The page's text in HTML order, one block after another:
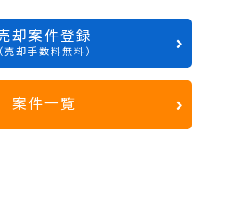
却案件登録
（売却手数料無料）
案件一覧